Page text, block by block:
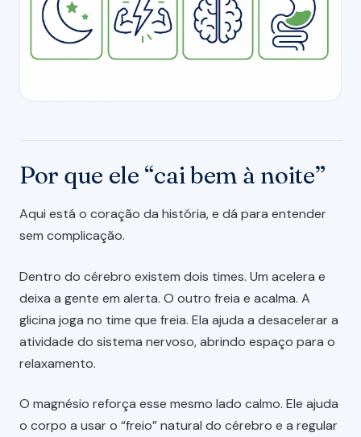
Por que ele “cai bem à noite”
Aqui está o coração da história, e dá para entender
sem complicação.
Dentro do cérebro existem dois times. Um acelera e
deixa a gente em alerta. O outro freia e acalma. A
glicina joga no time que freia. Ela ajuda a desacelerar a
atividade do sistema nervoso, abrindo espaço para o
relaxamento.
O magnésio reforça esse mesmo lado calmo. Ele ajuda
o corpo a usar o “freio” natural do cérebro e a regular